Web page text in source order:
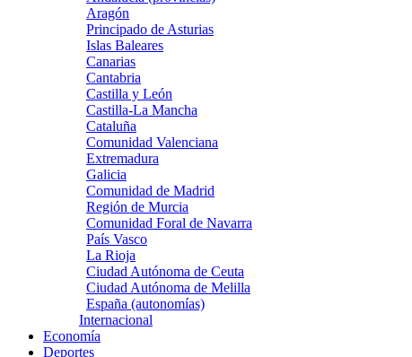
Aragón
Principado de Asturias
Islas Baleares
Canarias
Cantabria
Castilla y León
Castilla-La Mancha
Cataluña
Comunidad Valenciana
Extremadura
Galicia
Comunidad de Madrid
Región de Murcia
Comunidad Foral de Navarra
País Vasco
La Rioja
Ciudad Autónoma de Ceuta
Ciudad Autónoma de Melilla
España (autonomías)
Internacional
Economía
Deportes